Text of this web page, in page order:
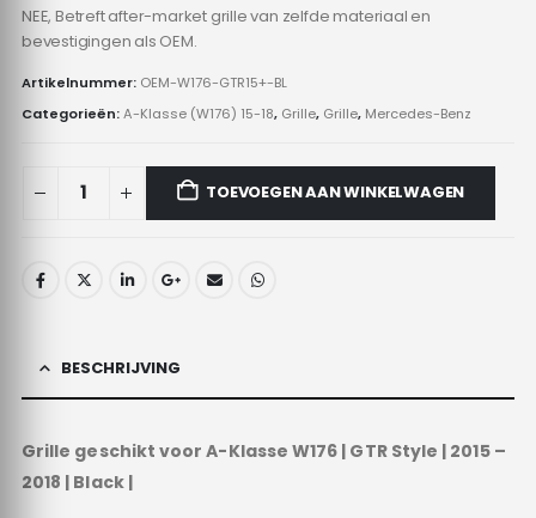
NEE, Betreft after-market grille van zelfde materiaal en
bevestigingen als OEM.
Artikelnummer: OEM-W176-GTR15+-BL
Categorieën:A-Klasse (W176) 15-18, Grille, Grille, Mercedes-Benz
TOEVOEGEN AAN WINKELWAGEN
BESCHRIJVING
Grille geschikt voor A-Klasse W176 | GTR Style | 2015 –
2018 | Black |